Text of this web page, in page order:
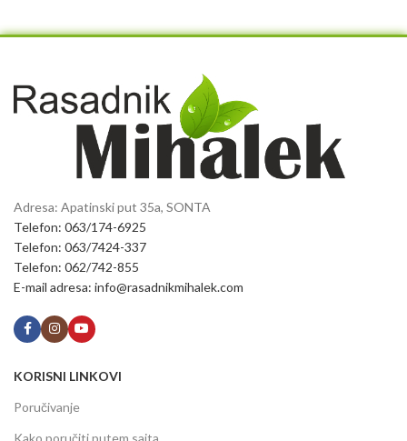
Adresa: Apatinski put 35a, SONTA
Telefon: 063/174-6925
Telefon: 063/7424-337
Telefon: 062/742-855
E-mail adresa: info@rasadnikmihalek.com
KORISNI LINKOVI
Poručivanje
Kako poručiti putem sajta